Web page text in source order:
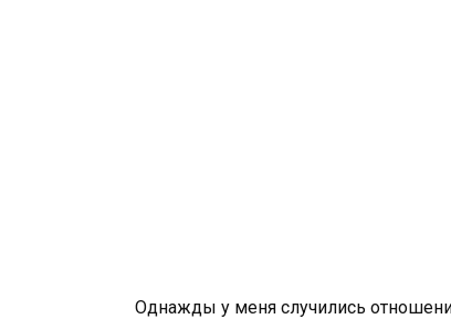
Однажды у меня случились